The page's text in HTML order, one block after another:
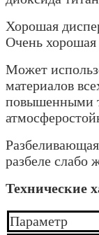
Хорошая
Очень хорошая
Может
материалов
повышенными
разбеле слабо
Технические
Параметр